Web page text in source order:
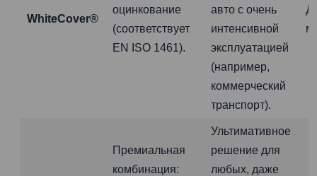
WhiteCover®
оцинкование
(соответствует
EN ISO 1461).
авто с очень
интенсивной
эксплуатацией
(например,
коммерческий
транспорт).
Премиальная
комбинация:
Ультимативное
решение для
любых, даже